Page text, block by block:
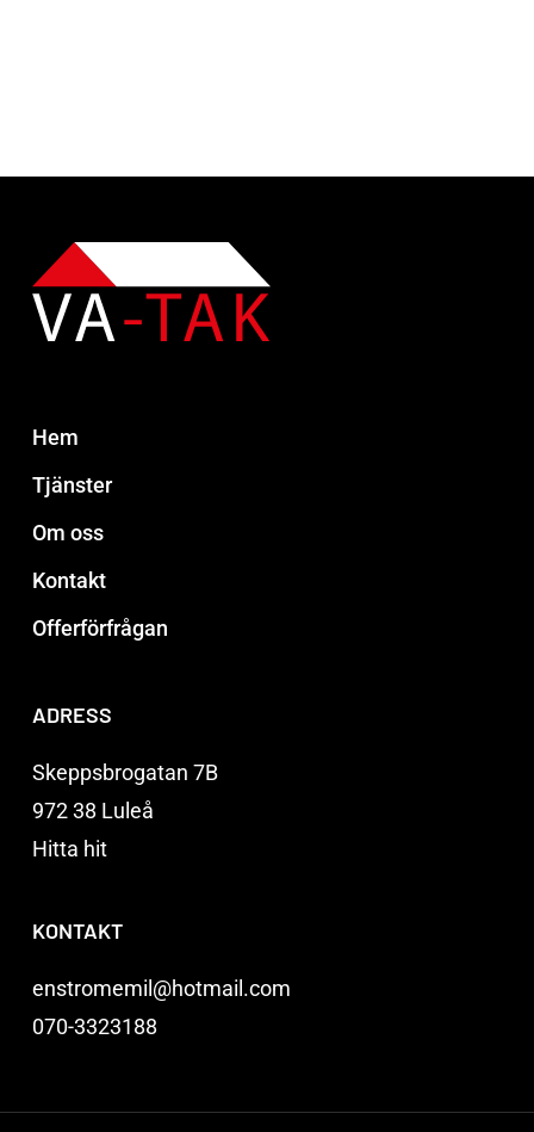
Hem
Tjänster
Om oss
Kontakt
Offerförfrågan
ADRESS
Skeppsbrogatan 7B
972 38 Luleå
Hitta hit
KONTAKT
enstromemil@hotmail.com
070-3323188